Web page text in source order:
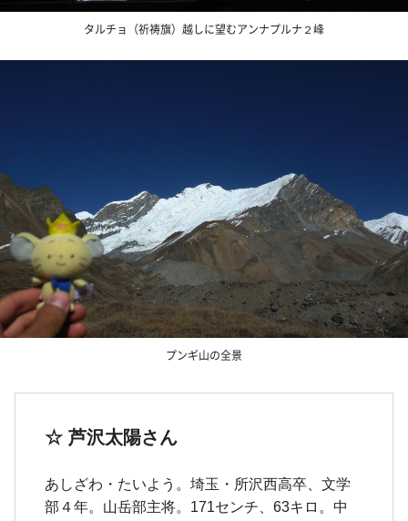
タルチョ（祈祷旗）越しに望むアンナプルナ２峰
プンギ山の全景
☆ 芦沢太陽さん
あしざわ・たいよう。埼玉・所沢西高卒、文学
部４年。山岳部主将。171センチ、63キロ。中